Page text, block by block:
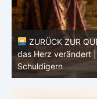
ZURÜCK ZUR
das Herz verändert |
Schuldigern